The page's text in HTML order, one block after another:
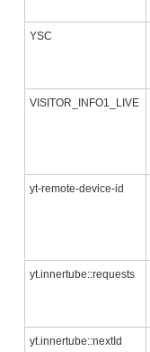
YSC
VISITOR_INFO1_LIVE
yt-remote-device-id
yt.innertube::requests
yt.innertube::nextId